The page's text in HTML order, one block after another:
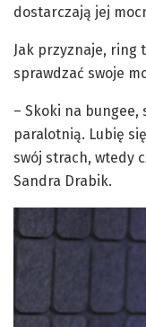
dostarczają jej
Jak przyznaje, ring
sprawdzać swoje
– Skoki na
paralotnią. Lubię
swój strach, wtedy
Sandra Drabik.